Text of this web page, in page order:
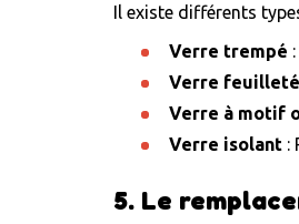
Il existe différents
Verre trempé
Verre feuilleté
Verre à motif
Verre isolant :
5. Le